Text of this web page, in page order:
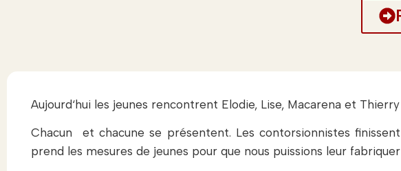
Aujourd‘hui les jeunes rencontrent Elodie, Lise, Macarena et Thierry
Chacun et chacune se présentent. Les contorsionnistes
prend les mesures de jeunes pour que nous puissions leur